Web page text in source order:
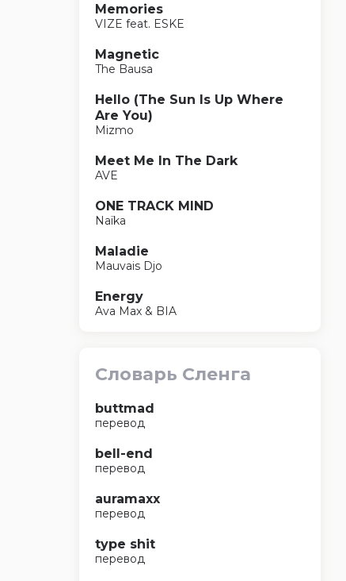
Memories
VIZE feat. ESKE
Magnetic
The Bausa
Hello (The Sun Is Up Where
Are You)
Mizmo
Meet Me In The Dark
AVE
ONE TRACK MIND
Naïka
Maladie
Mauvais Djo
Energy
Ava Max & BIA
Словарь Сленга
buttmad
перевод
bell-end
перевод
auramaxx
перевод
type shit
перевод